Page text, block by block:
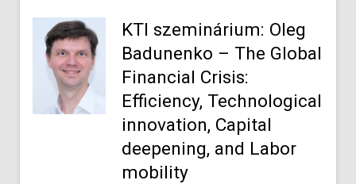
KTI szeminárium: Oleg
Badunenko – The Global
Financial Crisis:
Efficiency, Technological
innovation, Capital
deepening, and Labor
mobility